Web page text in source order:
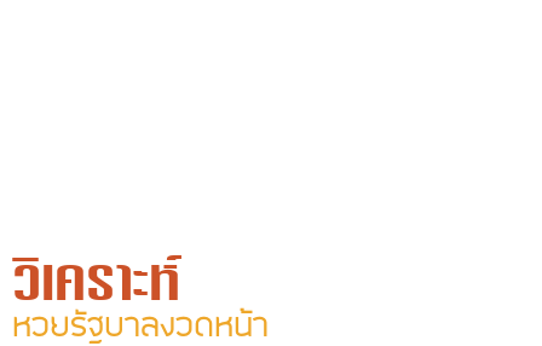
วิเคราะห์
หวยรัฐบาลงวดหน้า